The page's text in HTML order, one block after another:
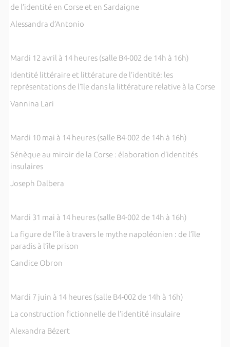
de l’identité en Corse et en Sardaigne
Alessandra d’Antonio
Mardi 12 avril à 14 heures (salle B4-002 de 14h à 16h)
Identité littéraire et littérature de l’identité: les
représentations de l’île dans la littérature relative à la Corse
Vannina Lari
Mardi 10 mai à 14 heures (salle B4-002 de 14h à 16h)
Sénèque au miroir de la Corse : élaboration d’identités
insulaires
Joseph Dalbera
Mardi 31 mai à 14 heures (salle B4-002 de 14h à 16h)
La figure de l’île à travers le mythe napoléonien : de l’île
paradis à l’île prison
Candice Obron
Mardi 7 juin à 14 heures (salle B4-002 de 14h à 16h)
La construction fictionnelle de l’identité insulaire
Alexandra Bézert